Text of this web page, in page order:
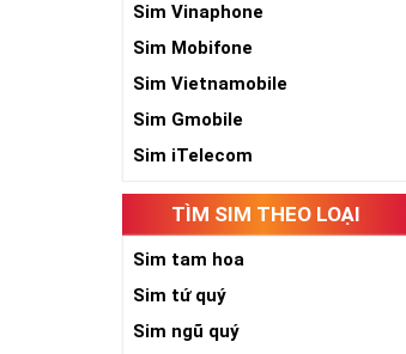
Sim Vinaphone
Sim Mobifone
Sim Vietnamobile
Sim Gmobile
Sim iTelecom
TÌM SIM THEO LOẠI
Sim tam hoa
Sim tứ quý
Sim ngũ quý